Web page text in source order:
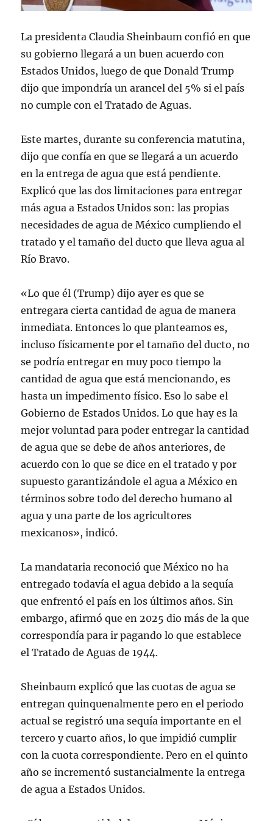
La presidenta Claudia Sheinbaum confió en que
su gobierno llegará a un buen acuerdo con
Estados Unidos, luego de que Donald Trump
dijo que impondría un arancel del 5% si el país
no cumple con el Tratado de Aguas.
Este martes, durante su conferencia matutina,
dijo que confía en que se llegará a un acuerdo
en la entrega de agua que está pendiente.
Explicó que las dos limitaciones para entregar
más agua a Estados Unidos son: las propias
necesidades de agua de México cumpliendo el
tratado y el tamaño del ducto que lleva agua al
Río Bravo.
«Lo que él (Trump) dijo ayer es que se
entregara cierta cantidad de agua de manera
inmediata. Entonces lo que planteamos es,
incluso físicamente por el tamaño del ducto, no
se podría entregar en muy poco tiempo la
cantidad de agua que está mencionando, es
hasta un impedimento físico. Eso lo sabe el
Gobierno de Estados Unidos. Lo que hay es la
mejor voluntad para poder entregar la cantidad
de agua que se debe de años anteriores, de
acuerdo con lo que se dice en el tratado y por
supuesto garantizándole el agua a México en
términos sobre todo del derecho humano al
agua y una parte de los agricultores
mexicanos», indicó.
La mandataria reconoció que México no ha
entregado todavía el agua debido a la sequía
que enfrentó el país en los últimos años. Sin
embargo, afirmó que en 2025 dio más de la que
correspondía para ir pagando lo que establece
el Tratado de Aguas de 1944.
Sheinbaum explicó que las cuotas de agua se
entregan quinquenalmente pero en el periodo
actual se registró una sequía importante en el
tercero y cuarto años, lo que impidió cumplir
con la cuota correspondiente. Pero en el quinto
año se incrementó sustancialmente la entrega
de agua a Estados Unidos.